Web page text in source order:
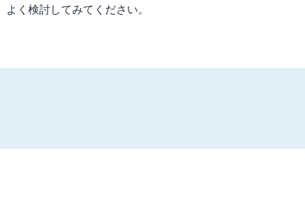
く検討してみてください。